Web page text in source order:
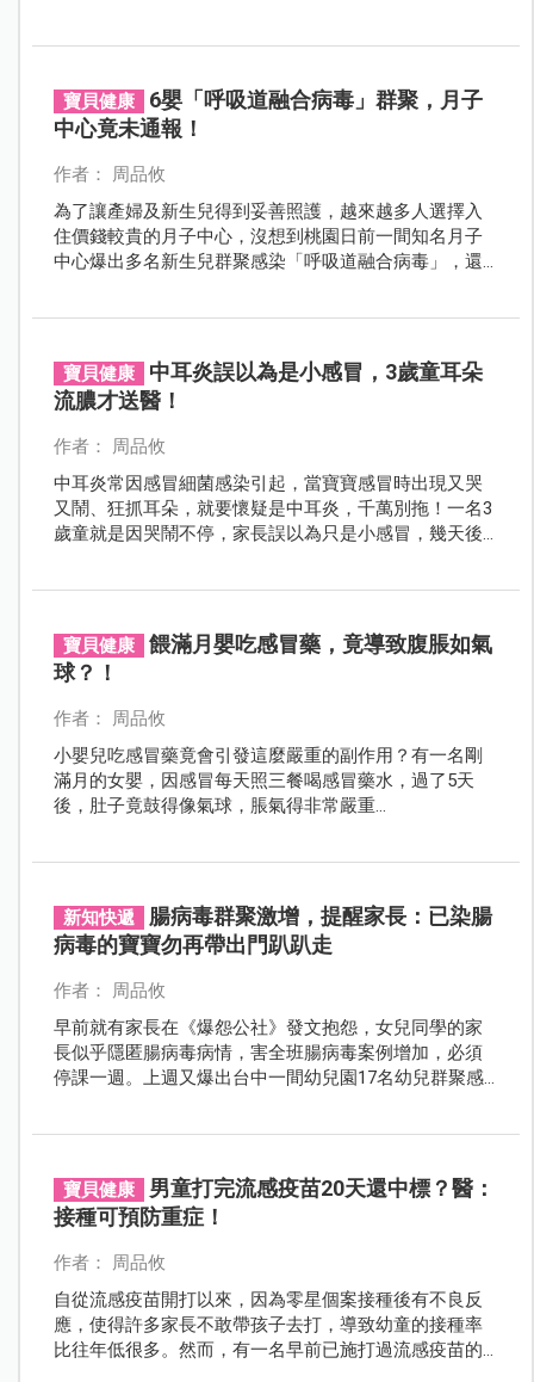
寶貝健康
6嬰「呼吸道融合病毒」群聚，月子
中心竟未通報！
作者： 周品攸
為了讓產婦及新生兒得到妥善照護，越來越多人選擇入
住價錢較貴的月子中心，沒想到桃園日前一間知名月子
中心爆出多名新生兒群聚感染「呼吸道融合病毒」，還
寶貝健康
中耳炎誤以為是小感冒，3歲童耳朵
流膿才送醫！
作者： 周品攸
中耳炎常因感冒細菌感染引起，當寶寶感冒時出現又哭
又鬧、狂抓耳朵，就要懷疑是中耳炎，千萬別拖！一名3
歲童就是因哭鬧不停，家長誤以為只是小感冒，幾天後
寶貝健康
餵滿月嬰吃感冒藥，竟導致腹脹如氣
球？！
作者： 周品攸
小嬰兒吃感冒藥竟會引發這麼嚴重的副作用？有一名剛
滿月的女嬰，因感冒每天照三餐喝感冒藥水，過了5天
後，肚子竟鼓得像氣球，脹氣得非常嚴重…
新知快遞
腸病毒群聚激增，提醒家長：已染腸
病毒的寶寶勿再帶出門趴趴走
作者： 周品攸
早前就有家長在《爆怨公社》發文抱怨，女兒同學的家
長似乎隱匿腸病毒病情，害全班腸病毒案例增加，必須
停課一週。上週又爆出台中一間幼兒園17名幼兒群聚感
寶貝健康
男童打完流感疫苗20天還中標？醫：
接種可預防重症！
作者： 周品攸
自從流感疫苗開打以來，因為零星個案接種後有不良反
應，使得許多家長不敢帶孩子去打，導致幼童的接種率
比往年低很多。然而，有一名早前已施打過流感疫苗的